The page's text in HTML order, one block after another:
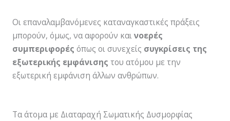
Οι επαναλαμβανόμενες καταναγκαστικές πράξεις
μπορούν, όμως, να αφορούν καινοερές
συμπεριφορές όπως οι συνεχείς συγκρίσεις της
εξωτερικής εμφάνισης του ατόμου με την
εξωτερική εμφάνιση άλλων ανθρώπων.
Τα άτοµα µε Διαταραχή Σωματικής Δυσμορφίας